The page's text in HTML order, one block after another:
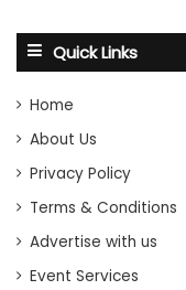
Quick Links
Home
About Us
Privacy Policy
Terms & Conditions
Advertise with us
Event Services